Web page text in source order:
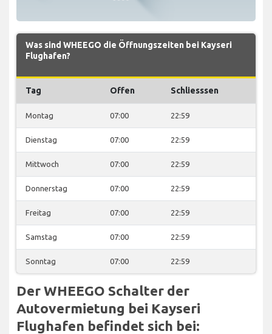
Was sind WHEEGO die Öffnungszeiten bei Kayseri
Flughafen?
Tag Offen Schliesssen
Montag 07:00 22:59
Dienstag 07:00 22:59
Mittwoch 07:00 22:59
Donnerstag 07:00 22:59
Freitag 07:00 22:59
Samstag 07:00 22:59
Sonntag 07:00 22:59
Der WHEEGO Schalter der
Autovermietung bei Kayseri
Flughafen befindet sich bei: